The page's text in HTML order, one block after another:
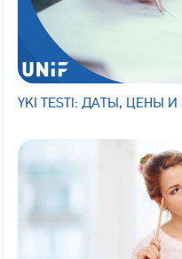
YKI TESTI: ДАТЫ, ЦЕНЫ